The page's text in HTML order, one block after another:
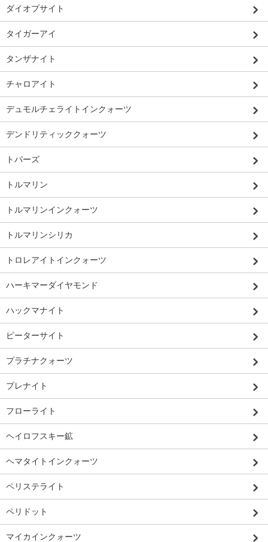
ダイオプサイト
タイガーアイ
タンザナイト
チャロアイト
デュモルチェライトインクォーツ
デンドリティッククォーツ
トパーズ
トルマリン
トルマリンインクォーツ
トルマリンシリカ
トロレアイトインクォーツ
ハーキマーダイヤモンド
ハックマナイト
ピーターサイト
プラチナクォーツ
プレナイト
フローライト
ヘイロフスキー鉱
ヘマタイトインクォーツ
ペリステライト
ペリドット
マイカインクォーツ